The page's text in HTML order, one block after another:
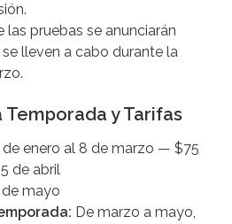
las pruebas se anunciarán
lleven a cabo durante la
y Tarifas
de enero al 8 de marzo — $75
5 de abril
de mayo
De marzo a mayo,